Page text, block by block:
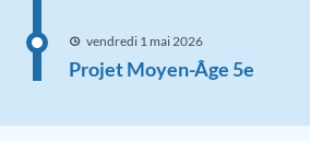
vendredi 1 mai 2026
Projet Moyen-Âge 5e